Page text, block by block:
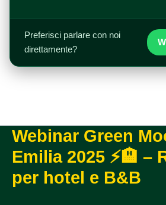
Preferisci parlare con noi
direttamente?
Webinar Green
Emilia 2025 ⚡🏨 –
per hotel e B&B